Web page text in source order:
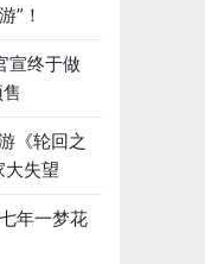
”！
宣终于做
《轮回之
大失望
年一梦花